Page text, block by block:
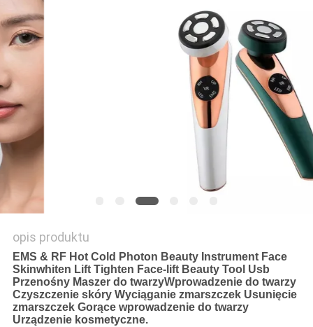
PRIVACY
POLICY
opis produktu
EMS & RF Hot Cold Photon Beauty Instrument Face
Skinwhiten Lift Tighten Face-lift Beauty Tool Usb
Przenośny Maszer do twarzyWprowadzenie do twarzy
Czyszczenie skóry Wyciąganie zmarszczek Usunięcie
zmarszczek Gorące wprowadzenie do twarzy
Urządzenie kosmetyczne.